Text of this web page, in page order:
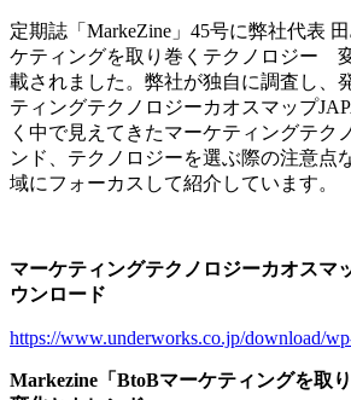
定期誌「MarkeZine」45号に弊社代表
ケティングを取り巻くテクノロジー
載されました。弊社が独自に調査し、
ティングテクノロジーカオスマップ
く中で見えてきたマーケティングテク
ンド、テクノロジーを選ぶ際の注意点
域にフォーカスして紹介しています。
マーケティングテクノロジーカオスマ
ウンロード
https://www.underworks.co.jp/download/
Markezine「BtoBマーケティングを取